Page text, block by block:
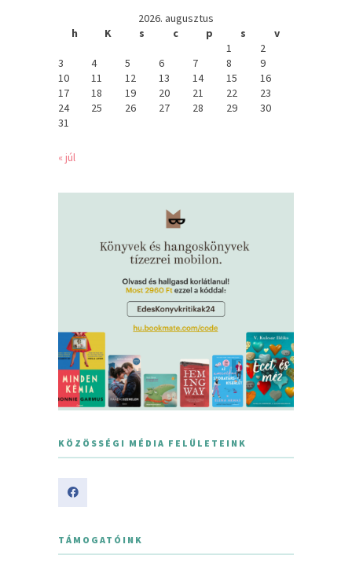
2026. augusztus
h
K s c p s
v
1
2
3
4 5 6 7 8
9
10
11 12 13 14 15
16
17
18 19 20 21 22
23
24
25 26 27 28 29
30
31
« júl
KÖZÖSSÉGI MÉDIA FELÜLETEINK
TÁMOGATÓINK